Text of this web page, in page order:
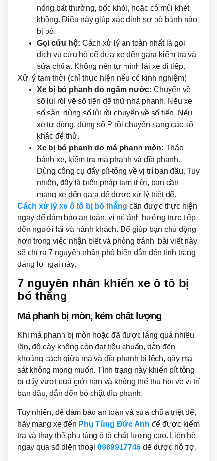
nóng bất thường, bốc khói, hoặc có mùi khét
không. Điều này giúp xác định sơ bộ bánh nào
bị bó.
Gọi cứu hộ: Cách xử lý an toàn nhất là gọi
dịch vụ cứu hộ để đưa xe đến gara kiểm tra và
sửa chữa. Không nên tự mình lái xe đi tiếp.
Xử lý tạm thời (chỉ thực hiện nếu có kinh nghiệm)
Xe bị bó phanh do ngấm nước: Chuyển về
số lùi rồi về số tiến để thử nhả phanh. Nếu xe
số sàn, dùng số lùi rồi chuyển về số tiến. Nếu
xe tự động, dùng số P rồi chuyển sang các số
khác để thử.
Xe bị bó phanh do má phanh mòn: Tháo
bánh xe, kiểm tra má phanh và đĩa phanh.
Dùng công cụ đẩy pít-tông về vị trí ban đầu. Tuy
nhiên, đây là biện pháp tạm thời, bạn cần
mang xe đến gara để được xử lý triệt để.
Cách xử lý xe ô tô bị bó thắng cần được thực hiện
ngay để đảm bảo an toàn, vì nó ảnh hưởng trực tiếp
đến người lái và hành khách. Để giúp bạn chủ động
hơn trong việc nhận biết và phòng tránh, bài viết này
sẽ chỉ ra 7 nguyên nhân phổ biến dẫn đến tình trạng
đáng lo ngại này.
7 nguyên nhân khiến xe ô tô bị
bó thắng
Má phanh bị mòn, kém chất lượng
Khi má phanh bị mòn hoặc đã được láng quá nhiều
lần, độ dày không còn đạt tiêu chuẩn, dẫn đến
khoảng cách giữa má và đĩa phanh bị lệch, gây ma
sát không mong muốn. Tình trạng này khiến pít tông
bị đẩy vượt quá giới hạn và không thể thu hồi về vị trí
ban đầu, dẫn đến bó chặt đĩa phanh.
Tuy nhiên, để đảm bảo an toàn và sửa chữa triệt để,
hãy mang xe đến Phụ Tùng Đức Anh để được kiểm
tra và thay thế phụ tùng ô tô chất lượng cao. Liên hệ
ngay qua số điện thoại 0989917746 để được hỗ trợ.